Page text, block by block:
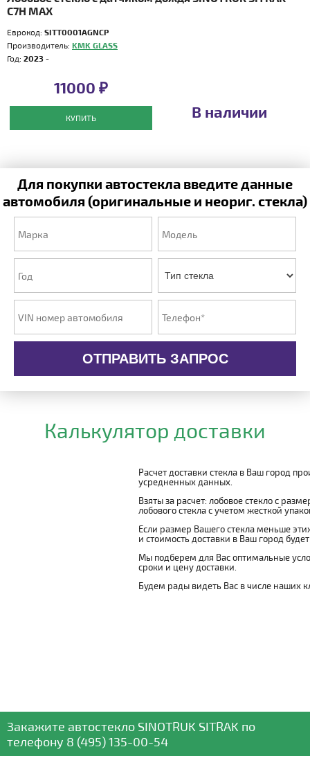
C7H MAX
Еврокод: SITT0001AGNCP
Производитель: KMK GLASS
Год: 2023 -
11000 ₽
КУПИТЬ В наличии
Для покупки автостекла введите данные
автомобиля (оригинальные и неориг. стекла)
ОТПРАВИТЬ ЗАПРОС
Калькулятор доставки
Расчет доставки стекла в Ваш город
усредненных данных.
Взяты за расчет: лобовое стекло с
лобового стекла с учетом жесткой
Если размер Вашего стекла меньше
и стоимость доставки в Ваш город
Мы подберем для Вас оптимальные
сроки и цену доставки.
Будем рады видеть Вас в числе наших
Закажите автостекло SINOTRUK SITRAK по
телефону 8 (495) 135-00-54